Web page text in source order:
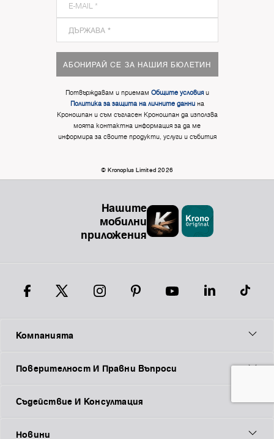
АБОНИРАЙ СЕ ЗА НАШИЯ БЮЛЕТИН
Потвърждавам и приемам Общите условияи
Политика за защита на личните даннина
Кроношпан и съм съгласен Кроношпан да използва
моята контактна информация за да ме
информира за своите продукти, услуги и събития
© Kronoplus Limited 2026
Нашите
мобилни
приложения
Компанията
Поверителност И Правни Въпроси
Съдействие И Консултация
Новини